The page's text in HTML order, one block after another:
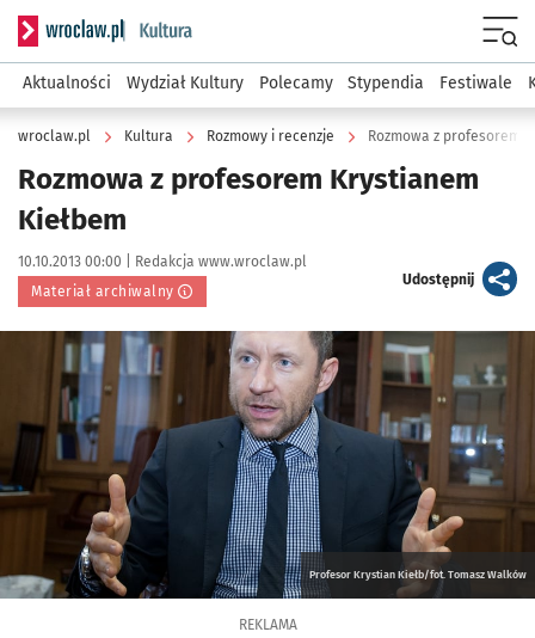
Serwis informacyjny wroclaw.pl podserwis: Kultura
Aktualności Wydział Kultury Polecamy Stypendia Festiwale
wroclaw.pl Kultura Rozmowy i recenzje Rozmowa z profesorem
Rozmowa z profesorem Krystianem
Kiełbem
Data publikacji:
10.10.2013 00:00 | Autor:
Redakcja www.wroclaw.pl
Materiał archiwalny
Udostępnijartykuł
Kliknij, aby powiększyć
Profesor Krystian Kiełb/fot. Tomasz Walków
REKLAMA